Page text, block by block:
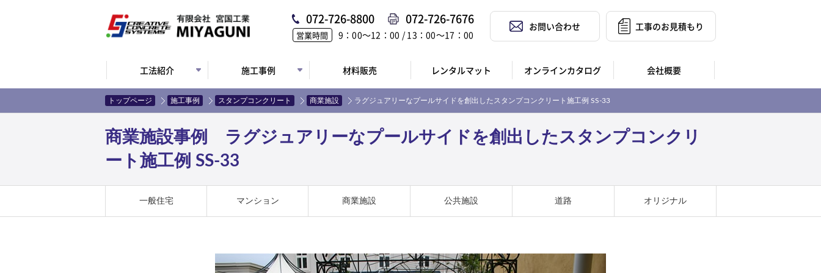
072-726-8800 072-726-7676
営業時間 9：00〜12：00 / 13：00〜17：00
お問い合わせ 工事のお見積もり
工法紹介 施工事例 材料販売 レンタルマット オンラインカタログ 会社概要
トップページ 施工事例 スタンプコンクリート 商業施設 ラグジュアリーなプールサイドを創出したスタンプコンクリート施工例 SS-33
商業施設事例 ラグジュアリーなプールサイドを創出したスタンプコンクリ
ート施工例 SS-33
一般住宅 マンション 商業施設 公共施設 道路 オリジナル